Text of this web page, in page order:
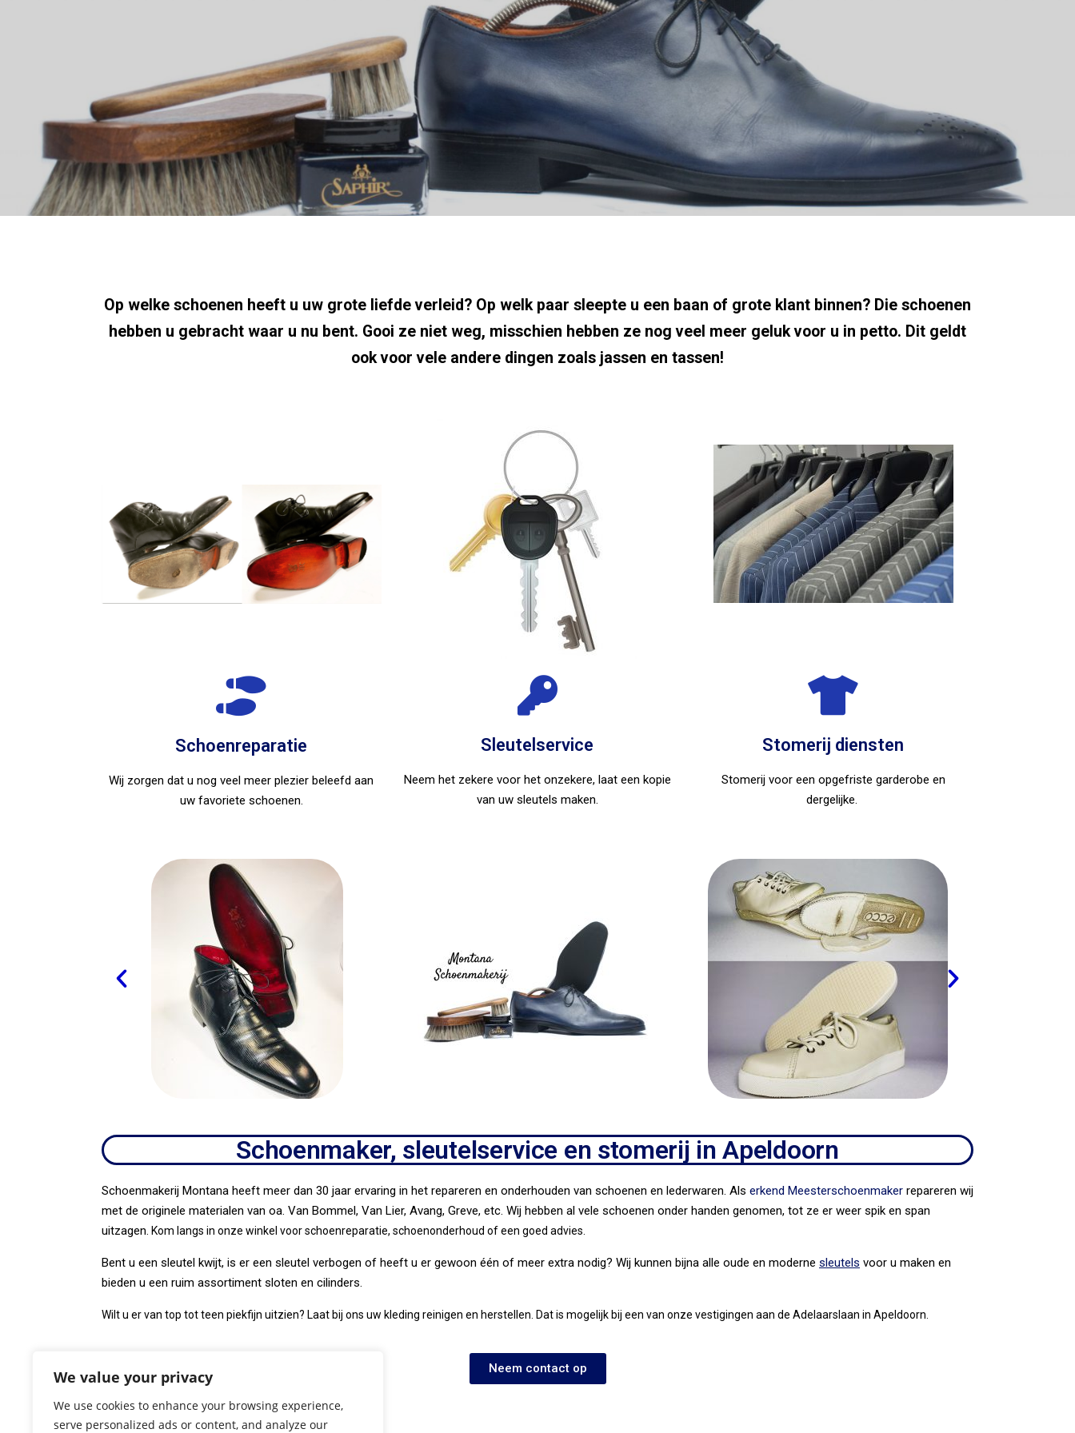
We value your privacy
We use cookies to enhance your browsing experience,
serve personalized ads or content, and analyze our
Op welke schoenen heeft u uw grote liefde verleid? Op welk paar sleepte u een baan of grote klant binnen? Die schoenen
hebben u gebracht waar u nu bent. Gooi ze niet weg, misschien hebben ze nog veel meer geluk voor u in petto. Dit geldt
ook voor vele andere dingen zoals jassen en tassen!
Schoenreparatie
Wij zorgen dat u nog veel meer plezier beleefd aan
uw favoriete schoenen.
Sleutelservice
Neem het zekere voor het onzekere, laat een kopie
van uw sleutels maken.
Stomerij diensten
Stomerij voor een opgefriste garderobe en
dergelijke.
Schoenmaker, sleutelservice en stomerij in Apeldoorn
Schoenmakerij Montana heeft meer dan 30 jaar ervaring in het repareren en onderhouden van schoenen en lederwaren. Als erkend Meesterschoenmaker repareren wij
met de originele materialen van oa. Van Bommel, Van Lier, Avang, Greve, etc. Wij hebben al vele schoenen onder handen genomen, tot ze er weer spik en span
uitzagen. Kom langs in onze winkel voor schoenreparatie, schoenonderhoud of een goed advies.
Bent u een sleutel kwijt, is er een sleutel verbogen of heeft u er gewoon één of meer extra nodig? Wij kunnen bijna alle oude en moderne sleutels voor u maken en
bieden u een ruim assortiment sloten en cilinders.
Wilt u er van top tot teen piekfijn uitzien? Laat bij ons uw kleding reinigen en herstellen. Dat is mogelijk bij een van onze vestigingen aan de Adelaarslaan in Apeldoorn.
Neem contact op